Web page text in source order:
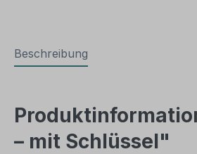
Beschreibung
– mit Schlüssel"